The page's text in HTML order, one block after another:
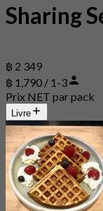
Sharing
฿ 2 349
฿ 1,790 / 1-3
Prix NET par pack
Livre